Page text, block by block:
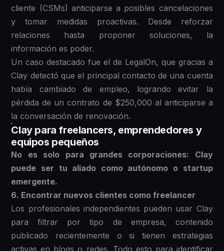
cliente (CSMs) anticiparse a posibles cancelaciones
y tomar medidas proactivas. Desde reforzar
relaciones hasta proponer soluciones, la
información es poder.
Un caso destacado fue el de LegalOn, que gracias a
Clay detectó que el principal contacto de una cuenta
había cambiado de empleo, logrando evitar la
pérdida de un contrato de $250,000 al anticiparse a
la conversación de renovación.
Clay para freelancers, emprendedores y
equipos pequeños
No es solo para grandes corporaciones: Clay
puede ser tu aliado como autónomo o startup
emergente.
6. Encontrar nuevos clientes como freelancer
Los profesionales independientes pueden usar Clay
para filtrar por tipo de empresa, contenido
publicado recientemente o si tienen estrategias
activas en blogs o redes. Todo esto para identificar